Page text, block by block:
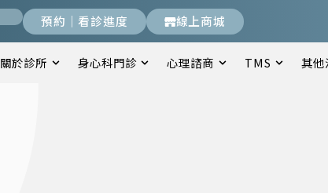
預約｜看診進度 線上商城
關於診所 身心科門診 心理諮商 TMS 其他